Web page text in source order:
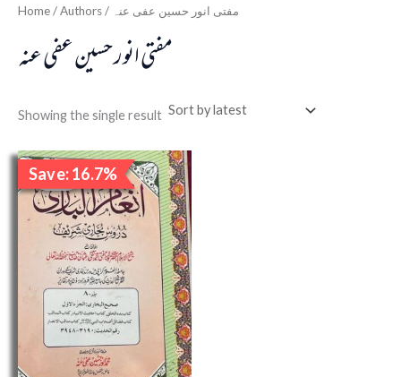
Home / Authors / مفتی انور حسین عفی عنہ
مفتی انور حسین عفی عنہ
Showing the single result
Save: 16.7%
Sale!
Original
price
was:
₹6,000.00.
Current
price
is:
₹5,000.00.